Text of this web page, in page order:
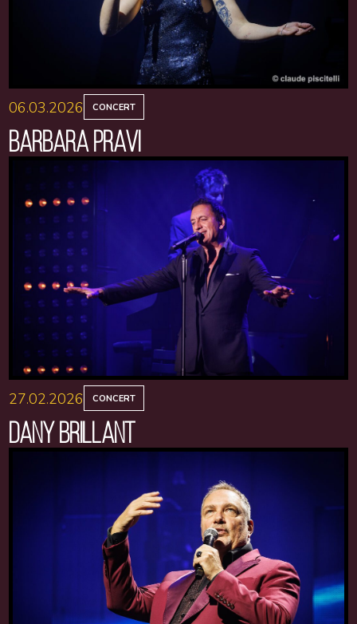
06.03.2026 CONCERT
BARBARA PRAVI
27.02.2026 CONCERT
DANY BRILLANT